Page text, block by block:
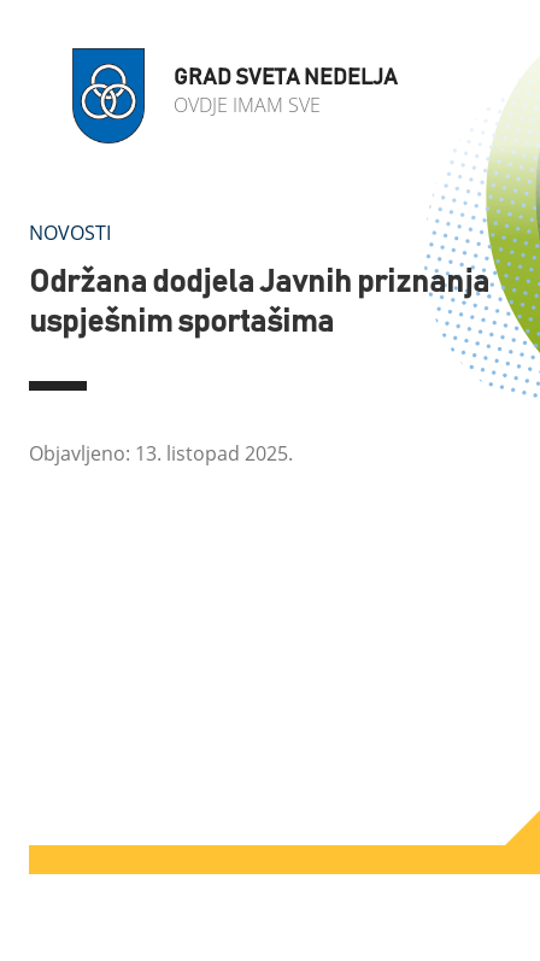
GRAD SVETA NEDELJA
OVDJE IMAM SVE
NOVOSTI
Održana dodjela Javnih priznanja
uspješnim sportašima
Objavljeno: 13. listopad 2025.